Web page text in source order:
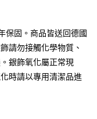
保固。商品皆送回德國
請勿接觸化學物質、
銀飾氧化屬正常現
時請以專用清潔品進